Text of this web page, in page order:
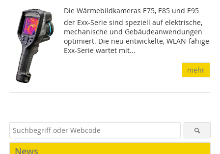
Die Wärmebildkameras E75, E85 und E95
der Exx-Serie sind speziell auf elektrische,
mechanische und Gebäudeanwendungen
optimiert. Die neu entwickelte, WLAN-fähige
Exx-Serie wartet mit...
mehr
News